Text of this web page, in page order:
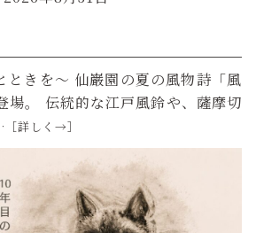
ときを～ 仙巌園の夏の風物詩「風
場。 伝統的な江戸風鈴や、薩摩切
詳しく→］